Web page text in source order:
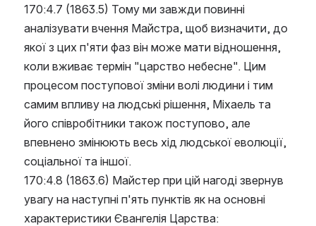
170:4.7 (1863.5) Тому ми завжди повинні
аналізувати вчення Майстра, щоб визначити, до
якої з цих п'яти фаз він може мати відношення,
коли вживає термін "царство небесне". Цим
процесом поступової зміни волі людини і тим
самим впливу на людські рішення, Міхаель та
його співробітники також поступово, але
впевнено змінюють весь хід людської еволюції,
соціальної та іншої.
170:4.8 (1863.6) Майстер при цій нагоді звернув
увагу на наступні п'ять пунктів як на основні
характеристики Євангелія Царства: